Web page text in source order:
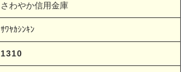
さわやか信用金庫
ｻﾜﾔｶｼﾝｷﾝ
1310